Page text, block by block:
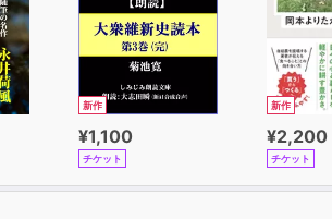
新作
¥1,100
チケット
新作
¥2,200
チケット